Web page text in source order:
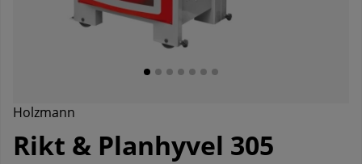
Holzmann
Rikt & Planhyvel 305